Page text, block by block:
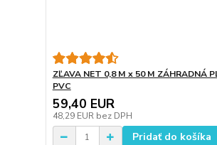
ZĽAVA NET 0,8 M x 50 M ZÁHRADNÁ
PVC
59,40 EUR
48,29 EUR bez DPH
Pridať do košíka